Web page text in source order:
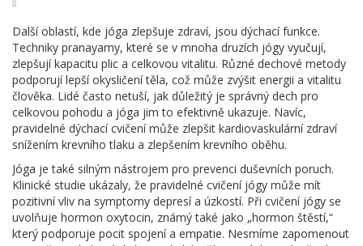
Další oblastí, kde jóga zlepšuje zdraví, jsou dýchací funkce.
Techniky pranayamy, které se v mnoha druzích jógy vyučují,
zlepšují kapacitu plic a celkovou vitalitu. Různé dechové metody
podporují lepší okysličení těla, což může zvýšit energii a vitalitu
člověka. Lidé často netuší, jak důležitý je správný dech pro
celkovou pohodu a jóga jim to efektivně ukazuje. Navíc,
pravidelné dýchací cvičení může zlepšit kardiovaskulární zdraví
snížením krevního tlaku a zlepšením krevního oběhu.
Jóga je také silným nástrojem pro prevenci duševních poruch.
Klinické studie ukázaly, že pravidelné cvičení jógy může mít
pozitivní vliv na symptomy depresí a úzkostí. Při cvičení jógy se
uvolňuje hormon oxytocin, známý také jako „hormon štěstí,“
který podporuje pocit spojení a empatie. Nesmíme zapomenout